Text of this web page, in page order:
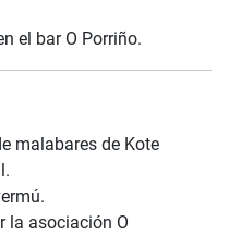
el bar O Porriño.
malabares de Kote
la asociación O